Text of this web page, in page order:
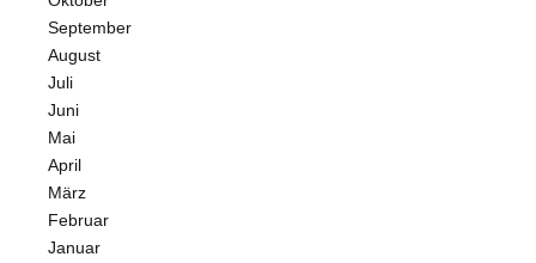
September
August
Juli
Juni
Mai
April
März
Februar
Januar